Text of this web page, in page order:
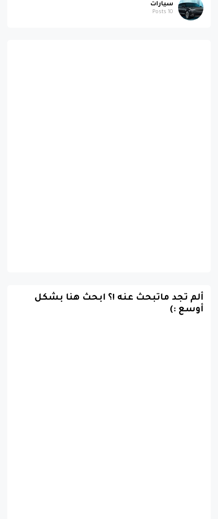
سيارات
10
ألم تجد ماتبحث عنه !؟ ابحث هنا بشكل
أوسع :)